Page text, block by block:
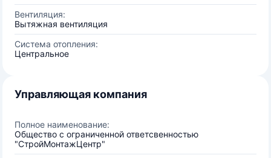
Вентиляция:
Вытяжная вентиляция
Система отопления:
Центральное
Управляющая компания
Полное наименование:
Общество с ограниченной ответсвенностью
"СтройМонтажЦентр"